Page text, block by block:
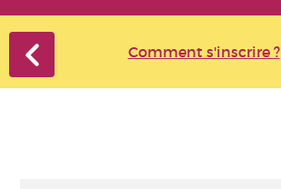
Comment s'inscrire ?